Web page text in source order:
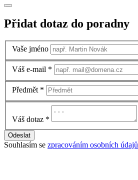
Přidat dotaz do poradny
Vaše jméno
Váš e-mail *
Předmět *
Váš dotaz *
Odeslat
Souhlasím se zpracováním osobních údajů